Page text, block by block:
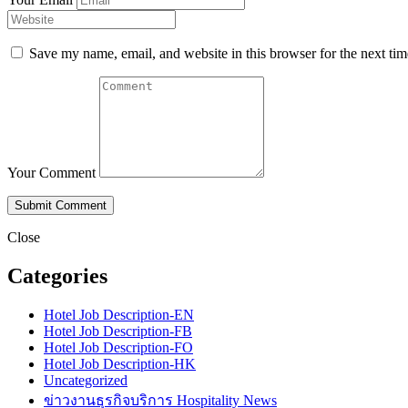
Save my name, email, and website in this browser for the next
Your Comment
Close
Categories
Hotel Job Description-EN
Hotel Job Description-FB
Hotel Job Description-FO
Hotel Job Description-HK
Uncategorized
ข่าวงานธุรกิจบริการ Hospitality News